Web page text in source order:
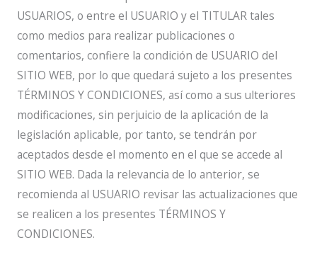
USUARIOS, o entre el USUARIO y el TITULAR tales
como medios para realizar publicaciones o
comentarios, confiere la condición de USUARIO del
SITIO WEB, por lo que quedará sujeto a los presentes
TÉRMINOS Y CONDICIONES, así como a sus ulteriores
modificaciones, sin perjuicio de la aplicación de la
legislación aplicable, por tanto, se tendrán por
aceptados desde el momento en el que se accede al
SITIO WEB. Dada la relevancia de lo anterior, se
recomienda al USUARIO revisar las actualizaciones que
se realicen a los presentes TÉRMINOS Y
CONDICIONES.